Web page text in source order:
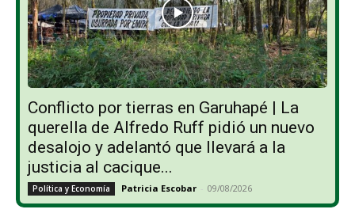
Conflicto por tierras en Garuhapé | La
querella de Alfredo Ruff pidió un nuevo
desalojo y adelantó que llevará a la
justicia al cacique...
Política y Economía Patricia Escobar - 09/08/2026